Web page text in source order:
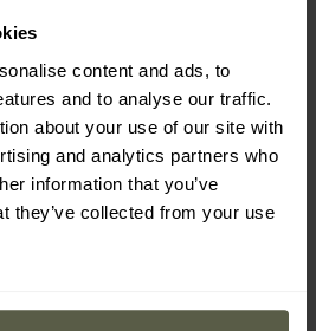
content and ads, to
and to analyse our traffic.
about your use of our site with
and analytics partners who
information that you’ve
they’ve collected from your use
ФІНАЛЬНИЙ РОЗПРОДАЖ
Ремінно-плечова
система Helikon-Tex
Training Mini Rig -
Shadow Grey
Час
відправлення:Негайно